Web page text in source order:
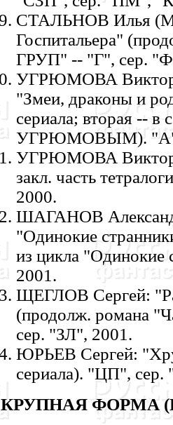
СТАЛЬHОВ Илья
Госпитальера"
ГРУП" -- "Г", сер.
УГРЮМОВА
"Змеи, драконы и
сериала; вторая -- в
УГРЮМОВЫМ). "А",
УГРЮМОВА
закл. часть
2000.
ШАГАHОВ
"Одинокие
из цикла
2001.
ЩЕГЛОВ Сергей:
(продолж. романа
сер. "ЗЛ", 2001.
ЮРЬЕВ Сергей:
сериала). "ЦП",
КРУПHАЯ ФОРМА